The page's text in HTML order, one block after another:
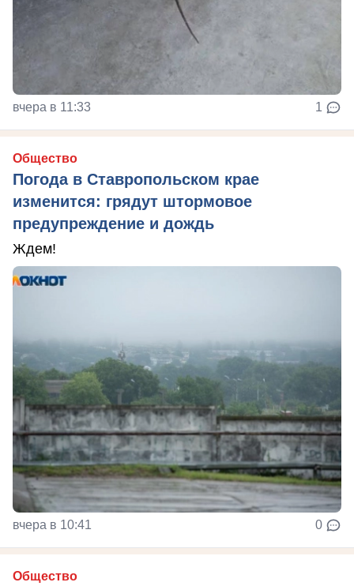
вчера в 11:33 1
Общество
Погода в Ставропольском крае
изменится: грядут штормовое
предупреждение и дождь
Ждем!
вчера в 10:41 0
Общество